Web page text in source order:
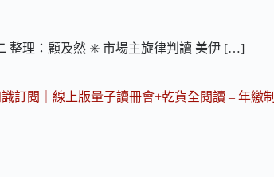
整理：顧及然 ✳️ 市場主旋律判讀 美伊 […]
訂閱｜線上版量子讀冊會+乾貨全閱讀 – 年繳制